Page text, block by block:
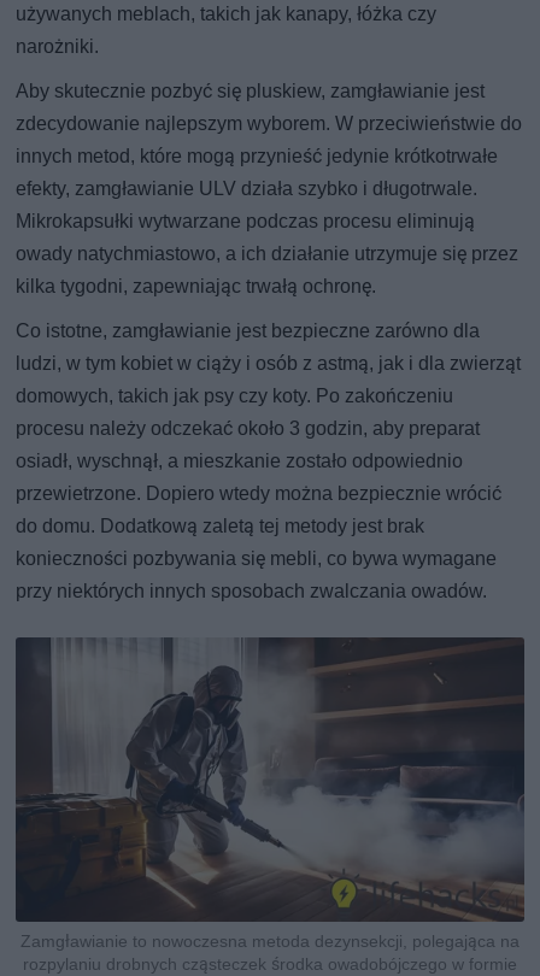
używanych meblach, takich jak kanapy, łóżka czy
narożniki.
Aby skutecznie pozbyć się pluskiew, zamgławianie jest
zdecydowanie najlepszym wyborem. W przeciwieństwie do
innych metod, które mogą przynieść jedynie krótkotrwałe
efekty, zamgławianie ULV działa szybko i długotrwale.
Mikrokapsułki wytwarzane podczas procesu eliminują
owady natychmiastowo, a ich działanie utrzymuje się przez
kilka tygodni, zapewniając trwałą ochronę.
Co istotne, zamgławianie jest bezpieczne zarówno dla
ludzi, w tym kobiet w ciąży i osób z astmą, jak i dla zwierząt
domowych, takich jak psy czy koty. Po zakończeniu
procesu należy odczekać około 3 godzin, aby preparat
osiadł, wyschnął, a mieszkanie zostało odpowiednio
przewietrzone. Dopiero wtedy można bezpiecznie wrócić
do domu. Dodatkową zaletą tej metody jest brak
konieczności pozbywania się mebli, co bywa wymagane
przy niektórych innych sposobach zwalczania owadów.
Zamgławianie to nowoczesna metoda dezynsekcji, polegająca na
rozpylaniu drobnych cząsteczek środka owadobójczego w formie